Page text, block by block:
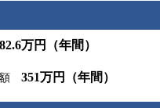
82.6万円（年間）
額 351万円（年間）